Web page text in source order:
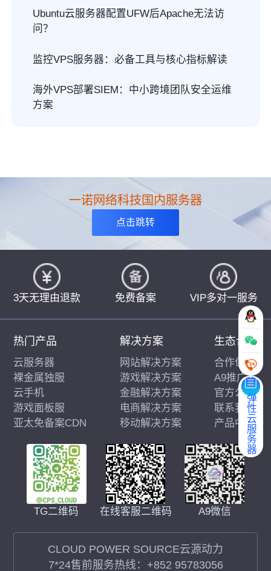
Ubuntu云服务器配置UFW后Apache无法访
问？
监控VPS服务器：必备工具与核心指标解读
海外VPS部署SIEM：中小跨境团队安全运维
方案
弹性云服务器
一诺网络科技国内服务器
点击跳转
3天无理由退款 免费备案 VIP多对一服务
TG二维码 在线客服二维码 A9微信
CLOUD POWER SOURCE云源动力
7*24售前服务热线： +852 95783056
热门产品
云服务器
裸金属独服
云手机
游戏面板服
亚太免备案CDN
解决方案
网站解决方案
游戏解决方案
金融解决方案
电商解决方案
移动解决方案
生态合作
合作伙伴
A9推广
官方公告
联系我们
产品中心